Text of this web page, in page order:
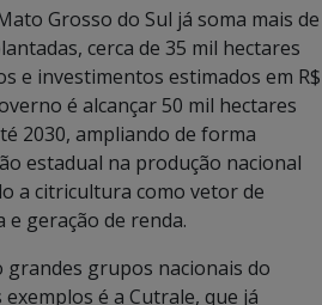
Grosso do Sul já soma mais de
cerca de 35 mil hectares
e investimentos estimados em R$
é alcançar 50 mil hectares
2030, ampliando de forma
estadual na produção nacional
a citricultura como vetor de
e geração de renda.
grandes grupos nacionais do
é a Cutrale, que já